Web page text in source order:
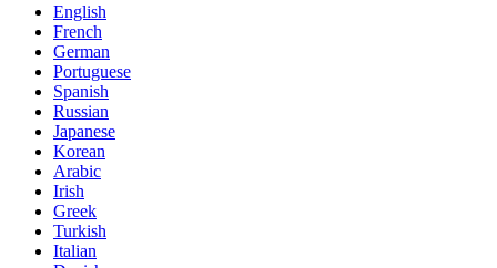
English
French
German
Portuguese
Spanish
Russian
Japanese
Korean
Arabic
Irish
Greek
Turkish
Italian